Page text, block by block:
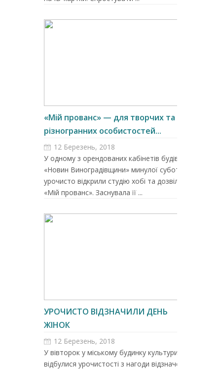
«Мій прованс» — для творчих та
різногранних особистостей...
12 Березень, 2018
У одному з орендованих кабінетів будівлі
«Новин Виноградівщини» минулої суботи
урочисто відкрили студію хобі та дозвілля
«Мій прованс». Заснувала її ...
УРОЧИСТО ВІДЗНАЧИЛИ ДЕНЬ
ЖІНОК
12 Березень, 2018
У вівторок у міському будинку культури
відбулися урочистості з нагоди відзначення